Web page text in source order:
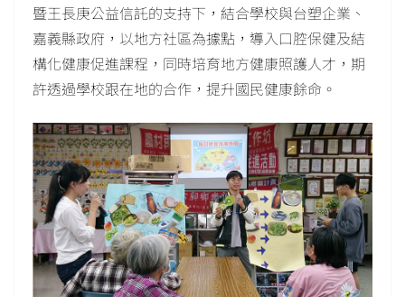
暨王長庚公益信託的支持下，結合學校與台塑企業、
嘉義縣政府，以地方社區為據點，導入口腔保健及結
構化健康促進課程，同時培育地方健康照護人才，期
許透過學校跟在地的合作，提升國民健康餘命。